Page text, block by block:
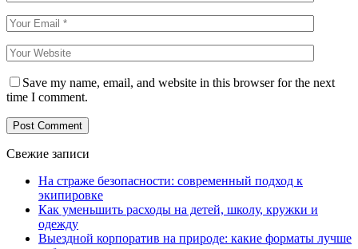
Save my name, email, and website in this browser for the next
time I comment.
Свежие записи
На страже безопасности: современный подход к
экипировке
Как уменьшить расходы на детей, школу, кружки и
одежду
Выездной корпоратив на природе: какие форматы лучше